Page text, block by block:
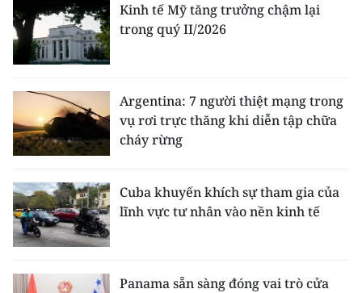
Kinh tế Mỹ tăng trưởng chậm lại
trong quý II/2026
Argentina: 7 người thiệt mạng trong
vụ rơi trực thăng khi diễn tập chữa
cháy rừng
Cuba khuyến khích sự tham gia của
lĩnh vực tư nhân vào nền kinh tế
Panama sẵn sàng đóng vai trò cửa